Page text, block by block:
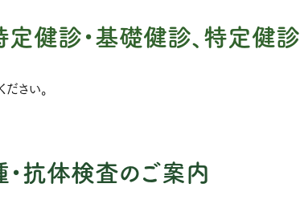
健診・基礎健診、特定健診
さい。
抗体検査のご案内